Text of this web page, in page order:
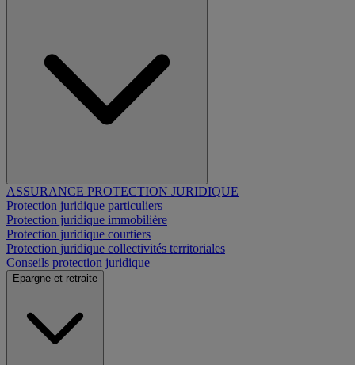
ASSURANCE PROTECTION JURIDIQUE
Protection juridique particuliers
Protection juridique immobilière
Protection juridique courtiers
Protection juridique collectivités territoriales
Conseils protection juridique
Epargne et retraite